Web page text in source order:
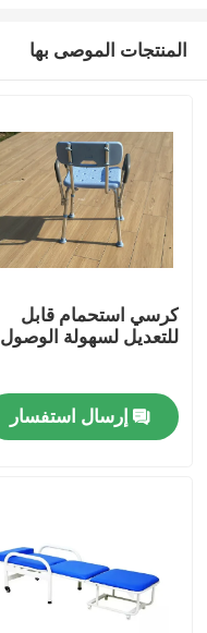
فيديوهات
المنتجات الموصى بها
كرسي استحمام قابل
للتعديل لسهولة الوصول
إرسال استفسار